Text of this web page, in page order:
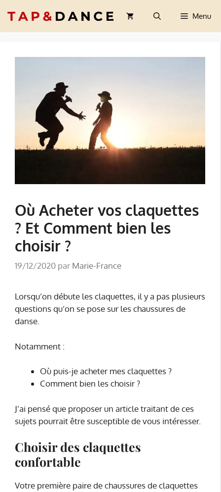
contenu
Menu
Où Acheter vos claquettes
? Et Comment bien les
choisir ?
19/12/2020 par Marie-France
Lorsqu’on débute les claquettes, il y a pas plusieurs
questions qu’on se pose sur les chaussures de
danse.
Notamment :
Où puis-je acheter mes claquettes ?
Comment bien les choisir ?
J’ai pensé que proposer un article traitant de ces
sujets pourrait être susceptible de vous intéresser.
Choisir des claquettes
confortable
Votre première paire de chaussures de claquettes